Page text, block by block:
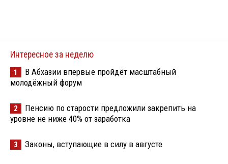
Интересное за неделю
1
В Абхазии впервые пройдёт масштабный
молодёжный форум
2
Пенсию по старости предложили закрепить на
уровне не ниже 40% от заработка
3 Законы, вступающие в силу в августе